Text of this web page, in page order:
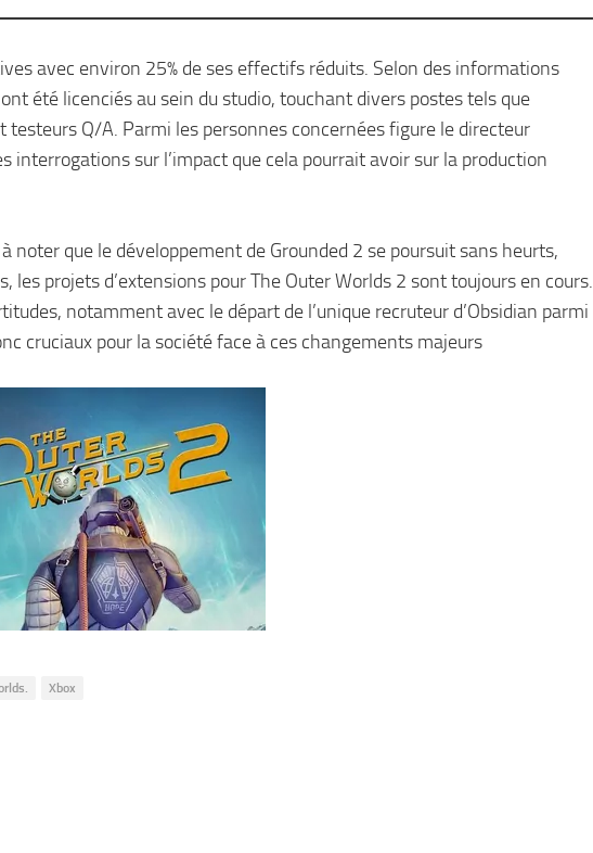
avec environ 25% de ses effectifs réduits. Selon des informations
été licenciés au sein du studio, touchant divers postes tels que
Q/A. Parmi les personnes concernées figure le directeur
interrogations sur l’impact que cela pourrait avoir sur la production
noter que le développement de Grounded 2 se poursuit sans heurts,
les projets d’extensions pour The Outer Worlds 2 sont toujours en cours.
notamment avec le départ de l’unique recruteur d’Obsidian parmi
cruciaux pour la société face à ces changements majeurs
Xbox